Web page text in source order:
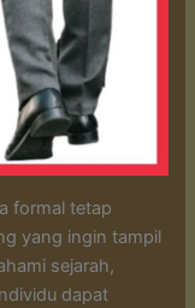
formal tetap
yang ingin tampil
sejarah,
dapat